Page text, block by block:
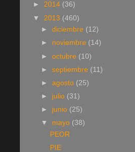
► 2014 (36)
▼ 2013 (460)
►diciembre (12)
► noviembre (14)
►octubre (10)
►septiembre (11)
►agosto (25)
► julio (31)
► junio (25)
▼ mayo (38)
PEOR
PIE